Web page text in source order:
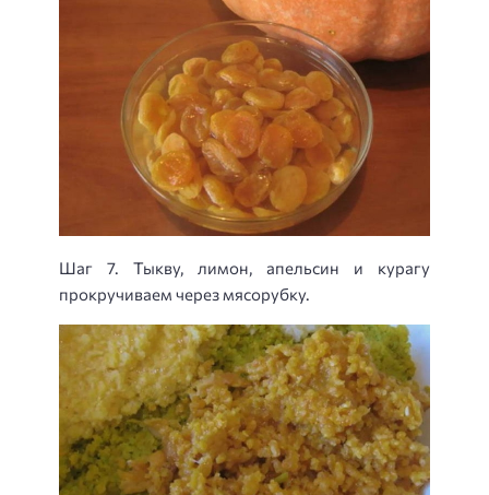
Шаг 7. Тыкву, лимон, апельсин и курагу
прокручиваем через мясорубку.